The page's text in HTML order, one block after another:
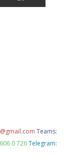
Teams:
0 726 Telegram: